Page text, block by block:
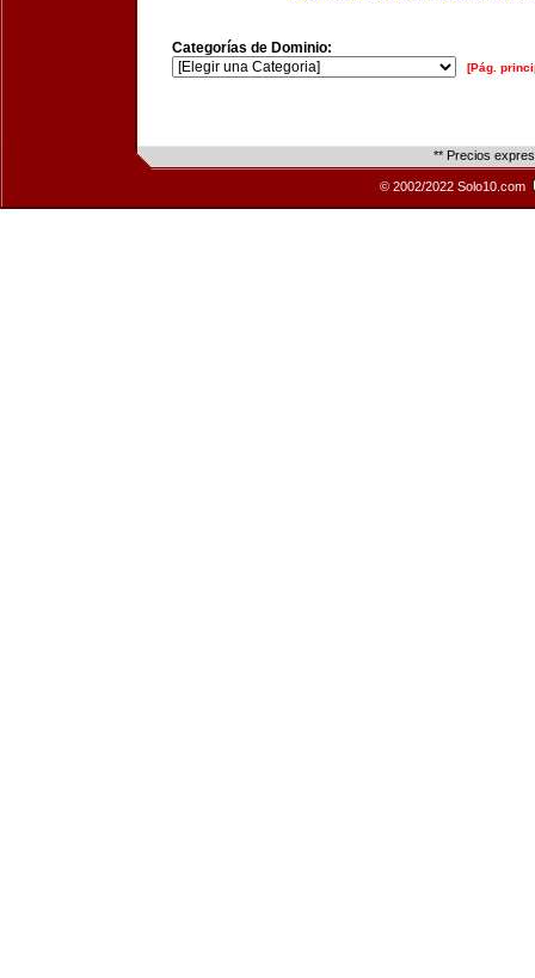
Categorías de Dominio:
[Pág.
** Precios
© 2002/2022 Solo10.com